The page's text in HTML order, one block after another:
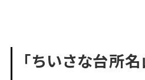
「ちいさな台所